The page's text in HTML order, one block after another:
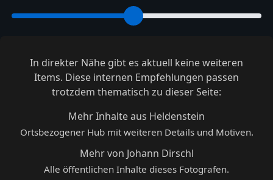
In direkter Nähe gibt es aktuell keine weiteren
Items. Diese internen Empfehlungen passen
trotzdem thematisch zu dieser Seite:
Mehr Inhalte aus Heldenstein
Ortsbezogener Hub mit weiteren Details und Motiven.
Mehr von Johann Dirschl
Alle öffentlichen Inhalte dieses Fotografen.